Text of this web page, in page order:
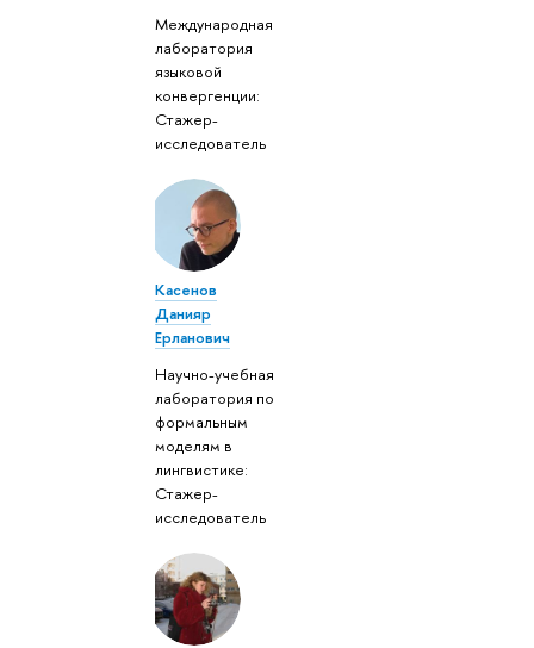
Международная
лаборатория
языковой
конвергенции:
Стажер-
исследователь
Касенов
Данияр
Ерланович
Научно-учебная
лаборатория по
формальным
моделям в
лингвистике:
Стажер-
исследователь